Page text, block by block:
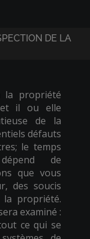
DE LA
la propriété
et il ou elle
de la
défauts
le temps
de
que vous
des soucis
propriété.
examiné :
ce qui se